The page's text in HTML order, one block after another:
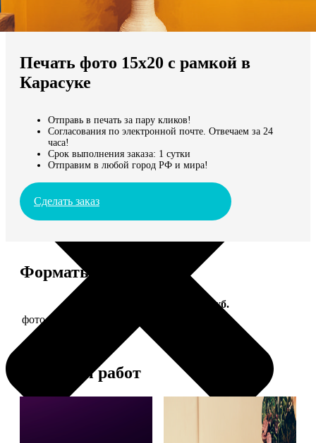
Мы доставляем по всему миру
Продолжить без города
Печать фото 15х20 с рамкой в
Карасуке
Отправь в печать за пару кликов!
Согласования по электронной почте. Отвечаем за 24
часа!
Срок выполнения заказа: 1 сутки
Отправим в любой город РФ и мира!
Сделать заказ
Форматы и цены
Цена, руб.
фото 15х20 в деревянной рамке
Примеры работ